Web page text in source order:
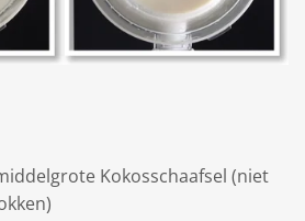
Kokosschaafsel (niet